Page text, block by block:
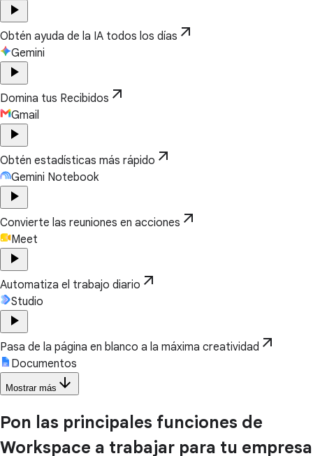
play_arrow
Obtén ayuda de la IA todos los días arrow_outward
Gemini
play_arrow
Domina tus Recibidos arrow_outward
Gmail
play_arrow
Obtén estadísticas más rápido arrow_outward
Gemini Notebook
play_arrow
Convierte las reuniones en acciones arrow_outward
Meet
play_arrow
Automatiza el trabajo diario arrow_outward
Studio
play_arrow
Pasa de la página en blanco a la máxima creatividad arrow_outward
Documentos
Mostrar más arrow_downward
Pon las principales funciones de
Workspace a trabajar para tu empresa